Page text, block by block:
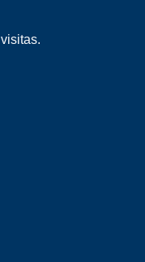
visitas.